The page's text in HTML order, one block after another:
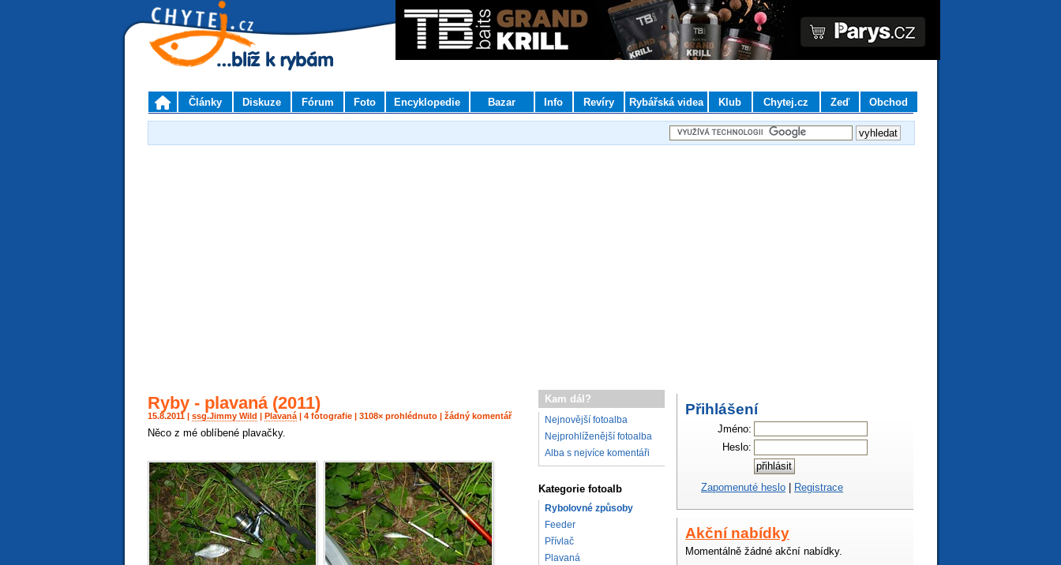
Články Diskuze Fórum Foto Encyklopedie Bazar Info Revíry Rybářská videa Klub Chytej.cz Zeď Obchod
Ryby - plavaná (2011)
15.8.2011 | ssg.Jimmy Wild | Plavaná | 4 fotografie | 3108× prohlédnuto | žádný komentář
Něco z mé oblíbené plavačky.
Kam dál?
Nejnovější fotoalba
Nejprohlíženější fotoalba
Alba s nejvíce komentáři
Kategorie fotoalb
Rybolovné způsoby
Feeder
Přívlač
Plavaná
Přihlášení
Jméno:
Heslo:
Zapomenuté heslo | Registrace
Akční nabídky
Momentálně žádné akční nabídky.